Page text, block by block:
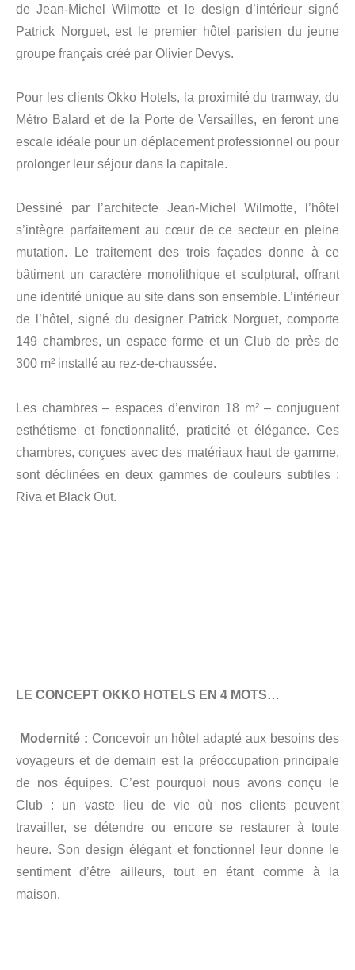
de Jean-Michel Wilmotte et le design d’intérieur signé
Patrick Norguet, est le premier hôtel parisien du jeune
groupe français créé par Olivier Devys.
Pour les clients Okko Hotels, la proximité du tramway, du
Métro Balard et de la Porte de Versailles, en feront une
escale idéale pour un déplacement professionnel ou pour
prolonger leur séjour dans la capitale.
Dessiné par l’architecte Jean-Michel Wilmotte, l’hôtel
s’intègre parfaitement au cœur de ce secteur en pleine
mutation. Le traitement des trois façades donne à ce
bâtiment un caractère monolithique et sculptural, offrant
une identité unique au site dans son ensemble. L’intérieur
de l’hôtel, signé du designer Patrick Norguet, comporte
149 chambres, un espace forme et un Club de près de
300 m² installé au rez-de-chaussée.
Les chambres – espaces d’environ 18 m² – conjuguent
esthétisme et fonctionnalité, praticité et élégance. Ces
chambres, conçues avec des matériaux haut de gamme,
sont déclinées en deux gammes de couleurs subtiles :
Riva et Black Out.
LE CONCEPT OKKO HOTELS EN 4 MOTS…
Modernité : Concevoir un hôtel adapté aux besoins des
voyageurs et de demain est la préoccupation principale
de nos équipes. C’est pourquoi nous avons conçu le
Club : un vaste lieu de vie où nos clients peuvent
travailler, se détendre ou encore se restaurer à toute
heure. Son design élégant et fonctionnel leur donne le
sentiment d’être ailleurs, tout en étant comme à la
maison.